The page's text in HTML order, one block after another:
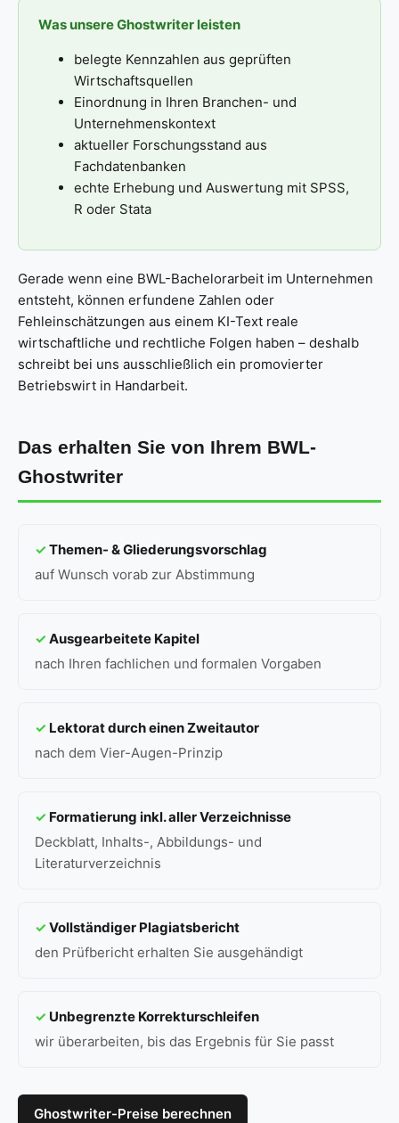
Was unsere Ghostwriter leisten
belegte Kennzahlen aus geprüften
Wirtschaftsquellen
Einordnung in Ihren Branchen- und
Unternehmenskontext
aktueller Forschungsstand aus
Fachdatenbanken
echte Erhebung und Auswertung mit SPSS,
R oder Stata
Gerade wenn eine BWL-Bachelorarbeit im Unternehmen
entsteht, können erfundene Zahlen oder
Fehleinschätzungen aus einem KI-Text reale
wirtschaftliche und rechtliche Folgen haben – deshalb
schreibt bei uns ausschließlich ein promovierter
Betriebswirt in Handarbeit.
Das erhalten Sie von Ihrem BWL-
Ghostwriter
✓Themen- & Gliederungsvorschlag
auf Wunsch vorab zur Abstimmung
✓Ausgearbeitete Kapitel
nach Ihren fachlichen und formalen Vorgaben
✓ Lektorat durch einen Zweitautor
nach dem Vier-Augen-Prinzip
✓ Formatierung inkl. aller Verzeichnisse
Deckblatt, Inhalts-, Abbildungs- und
Literaturverzeichnis
✓Vollständiger Plagiatsbericht
den Prüfbericht erhalten Sie ausgehändigt
✓ Unbegrenzte Korrekturschleifen
wir überarbeiten, bis das Ergebnis für Sie passt
Ghostwriter-Preise berechnen